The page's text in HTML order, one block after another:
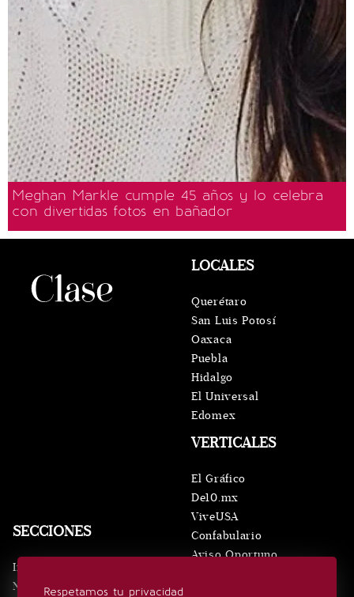
Meghan Markle cumple 45 años y lo celebra
con divertidas fotos en bañador
Respetamos tu privacidad
SECCIONES
Inicio
Noticias
VERTICALES
El Gráfico
De10.mx
ViveUSA
Confabulario
Aviso Oportuno
LOCALES
Querétaro
San Luis Potosí
Oaxaca
Puebla
Hidalgo
El Universal
Edomex